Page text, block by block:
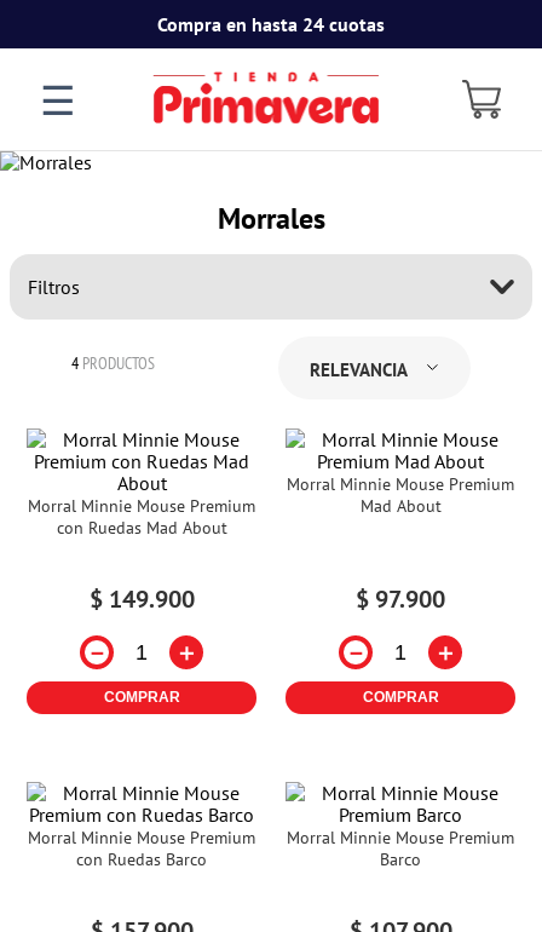
Compra en hasta 24 cuotas
☰
Morrales
Filtros
4 PRODUCTOS RELEVANCIA
Morral Minnie Mouse Premium
con Ruedas Mad About
$ 149.900
－ ＋
COMPRAR
Morral Minnie Mouse Premium
Mad About
$ 97.900
－ ＋
COMPRAR
Morral Minnie Mouse Premium
con Ruedas Barco
Morral Minnie Mouse Premium
Barco